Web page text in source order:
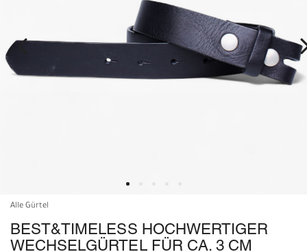
Alle Gürtel
BEST&TIMELESS HOCHWERTIGER
WECHSELGÜRTEL FÜR CA. 3 CM